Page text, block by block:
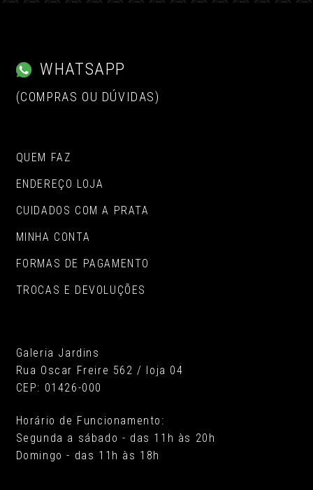
WHATSAPP
(COMPRAS OU DÚVIDAS)
QUEM FAZ
ENDEREÇO LOJA
CUIDADOS COM A PRATA
MINHA CONTA
FORMAS DE PAGAMENTO
TROCAS E DEVOLUÇÕES
Galeria Jardins
Rua Oscar Freire 562 / loja 04
CEP: 01426-000
Horário de Funcionamento:
Segunda a sábado - das 11h às 20h
Domingo - das 11h às 18h